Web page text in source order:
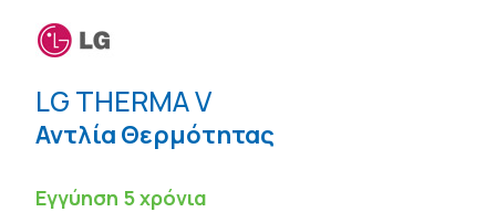
LG THERMA V
Αντλία Θερμότητας
Εγγύηση 5 χρόνια